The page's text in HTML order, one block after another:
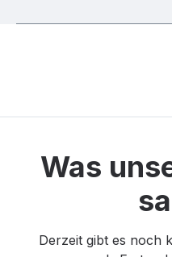
Was
Derzeit gibt es noch